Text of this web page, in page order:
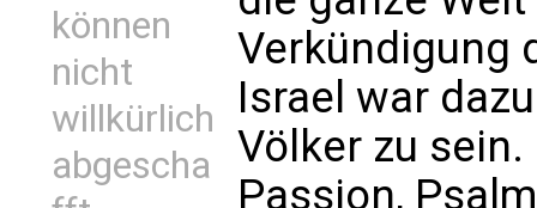
können
nicht
willkürlich
abgescha
Verkündigung
Israel war
Völker zu
Passion,